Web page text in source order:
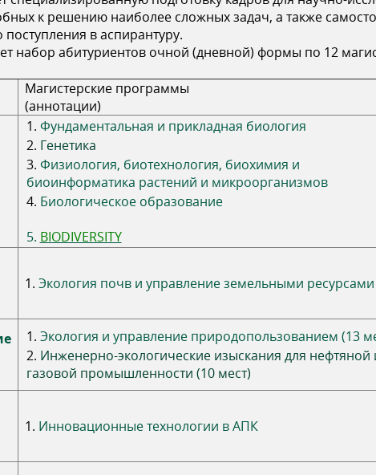
к решению наиболее сложных задач, а также
в аспирантуру.
набор абитуриентов очной (дневной) формы по 12
Магистерские программы
(аннотации)
1. Фундаментальная и прикладная биология
2. Генетика
3. Физиология, биотехнология, биохимия и
биоинформатика растений и микроорганизмов
4. Биологическое образование
5. BIODIVERSITY
1. Экология почв и управление земельными ресурсами
1. Экология и управление природопользованием (13
2. Инженерно-экологические изыскания для нефтяной
газовой промышленности (10 мест)
1. Инновационные технологии в АПК